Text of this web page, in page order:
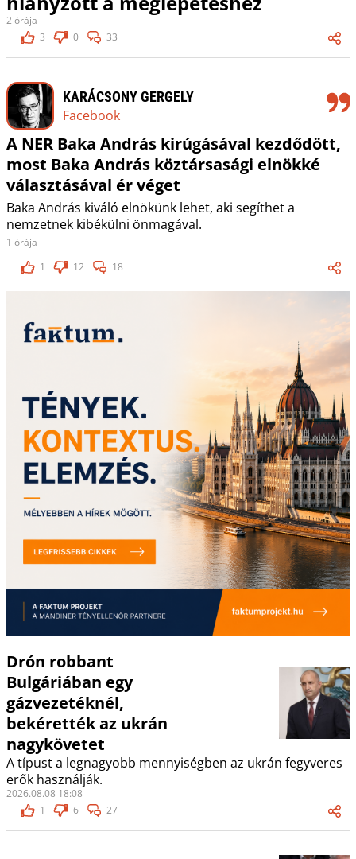
2 órája
3
0 33
KARÁCSONY GERGELY
Facebook
A NER Baka András kirúgásával kezdődött,
most Baka András köztársasági elnökké
választásával ér véget
Baka András kiváló elnökünk lehet, aki segíthet a
nemzetnek kibékülni önmagával.
1 órája
1
12 18
Drón robbant
Bulgáriában egy
gázvezetéknél,
bekérették az ukrán
nagykövetet
A típust a legnagyobb mennyiségben az ukrán fegyveres
erők használják.
2026.08.08 18:08
1
6 27